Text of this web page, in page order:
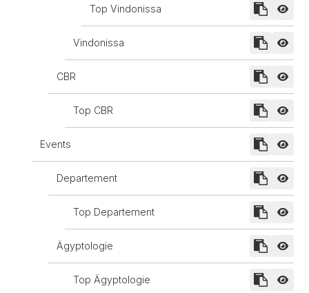
Top Vindonissa
Vindonissa
CBR
Top CBR
Events
Departement
Top Departement
Ägyptologie
Top Ägyptologie